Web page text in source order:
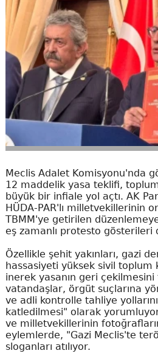
Meclis Adalet Komisyonu'nda
12 maddelik yasa teklifi,
büyük bir infiale yol açtı. AK
HÜDA-PAR'lı milletvekillerinin
TBMM'ye getirilen
eş zamanlı protesto gösterileri
Özellikle şehit yakınları, gazi
hassasiyeti yüksek sivil toplum
inerek yasanın geri
vatandaşlar, örgüt suçlarına
ve adli kontrolle tahliye
katledilmesi" olarak
ve milletvekillerinin
eylemlerde, "Gazi Meclis'te
sloganları atılıyor.